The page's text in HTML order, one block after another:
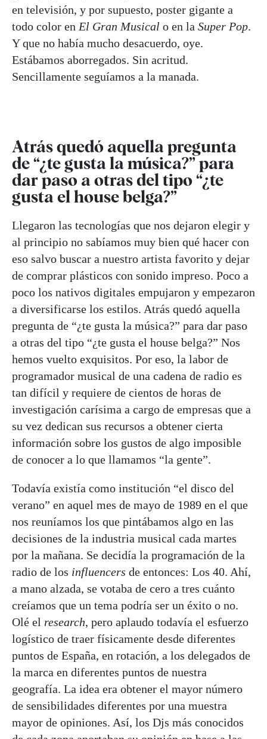
en televisión, y por supuesto, poster gigante a
todo color en El Gran Musical o en la Super Pop.
Y que no había mucho desacuerdo, oye.
Estábamos aborregados. Sin acritud.
Sencillamente seguíamos a la manada.
Atrás quedó aquella pregunta
de “¿te gusta la música?” para
dar paso a otras del tipo “¿te
gusta el house belga?”
Llegaron las tecnologías que nos dejaron elegir y
al principio no sabíamos muy bien qué hacer con
eso salvo buscar a nuestro artista favorito y dejar
de comprar plásticos con sonido impreso. Poco a
poco los nativos digitales empujaron y empezaron
a diversificarse los estilos. Atrás quedó aquella
pregunta de “¿te gusta la música?” para dar paso
a otras del tipo “¿te gusta el house belga?” Nos
hemos vuelto exquisitos. Por eso, la labor de
programador musical de una cadena de radio es
tan difícil y requiere de cientos de horas de
investigación carísima a cargo de empresas que a
su vez dedican sus recursos a obtener cierta
información sobre los gustos de algo imposible
de conocer a lo que llamamos “la gente”.
Todavía existía como institución “el disco del
verano” en aquel mes de mayo de 1989 en el que
nos reuníamos los que pintábamos algo en las
decisiones de la industria musical cada martes
por la mañana. Se decidía la programación de la
radio de los influencers de entonces: Los 40. Ahí,
a mano alzada, se votaba de cero a tres cuánto
creíamos que un tema podría ser un éxito o no.
Olé el research, pero aplaudo todavía el esfuerzo
logístico de traer físicamente desde diferentes
puntos de España, en rotación, a los delegados de
la marca en diferentes puntos de nuestra
geografía. La idea era obtener el mayor número
de sensibilidades diferentes por una muestra
mayor de opiniones. Así, los Djs más conocidos